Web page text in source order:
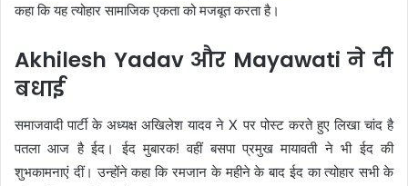
कहा कि यह त्योहार सामाजिक एकता को मजबूत करता है।
Akhilesh Yadav और Mayawati ने दी
बधाई
समाजवादी पार्टी के अध्यक्ष अखिलेश यादव ने X पर पोस्ट करते हुए लिखा चांद है
पतला आज है ईद। ईद मुबारक! वहीं बसपा प्रमुख मायावती ने भी ईद की
शुभकामनाएं दीं। उन्होंने कहा कि रमजान के महीने के बाद ईद का त्योहार सभी के